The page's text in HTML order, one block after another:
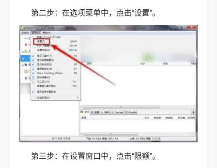
第二步：在选项菜单中，点击“设置”。
第三步：在设置窗口中，点击“限额”。